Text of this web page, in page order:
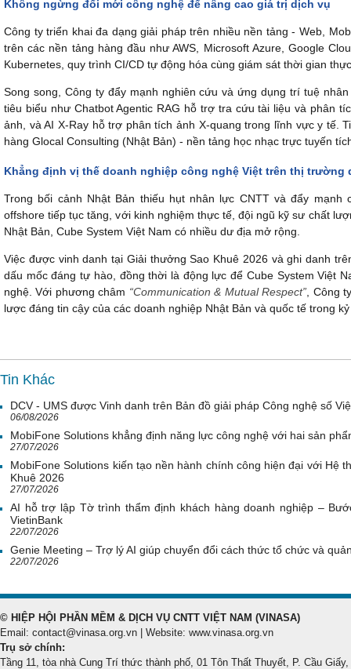
Không ngừng đổi mới công nghệ để nâng cao giá trị dịch vụ
Công ty triển khai đa dạng giải pháp trên nhiều nền tảng - Web,
trên các nền tảng hàng đầu như AWS, Microsoft Azure, Google
Kubernetes, quy trình CI/CD tự động hóa cùng giám sát thời gian
Song song, Công ty đẩy mạnh nghiên cứu và ứng dụng trí tuệ
tiêu biểu như Chatbot Agentic RAG hỗ trợ tra cứu tài liệu và phân
ảnh, và AI X-Ray hỗ trợ phân tích ảnh X-quang trong lĩnh vực y tế.
hàng Glocal Consulting (Nhật Bản) - nền tảng học nhạc trực tuyến
Khẳng định vị thế doanh nghiệp công nghệ Việt trên thị trường
Trong bối cảnh Nhật Bản thiếu hụt nhân lực CNTT và đẩy
offshore tiếp tục tăng , với kinh nghiệm thực tế, đội ngũ kỹ sư chất
Nhật Bản, Cube System Việt Nam có nhiều dư địa mở rộng.
Việc được vinh danh tại Giải thưởng Sao Khuê 2026 và ghi danh
dấu mốc đáng tự hào, đồng thời là động lực để Cube System Việt
nghệ. Với phương châm “Communication & Mutual Respect” , Công
lược đáng tin cậy của các doanh nghiệp Nhật Bản và quốc tế trong
Tin Khác
DCV - UMS được Vinh danh trên Bản đồ giải pháp Công nghệ số
06/08/2026
MobiFone Solutions khẳng định năng lực công nghệ với hai sản
27/07/2026
MobiFone Solutions kiến tạo nền hành chính công hiện đại với Hệ
Khuê 2026
27/07/2026
AI hỗ trợ lập Tờ trình thẩm định khách hàng doanh nghiệp –
VietinBank
22/07/2026
Genie Meeting – Trợ lý AI giúp chuyển đổi cách thức tổ chức và
22/07/2026
© HIỆP HỘI PHẦN MỀM & DỊCH VỤ CNTT VIỆT NAM (VINASA)
Email: contact@vinasa.org.vn | Website: www.vinasa.org.vn
Trụ sở chính:
Tầng 11, tòa nhà Cung Trí thức thành phố, 01 Tôn Thất Thuyết, P. Cầu Giấy,